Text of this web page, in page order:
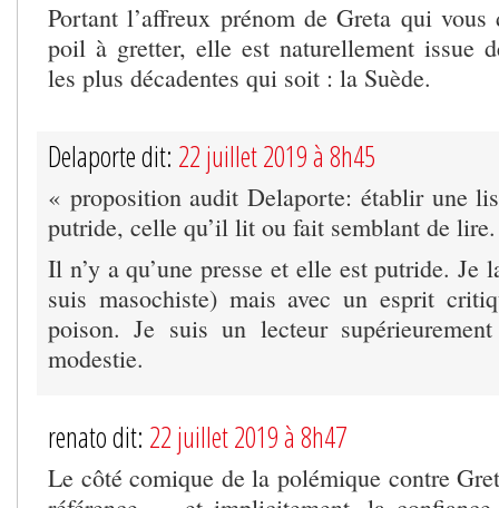
Portant l’affreux prénom de Greta qui vous
poil à gretter, elle est naturellement issue
les plus décadentes qui soit : la Suède.
Delaporte dit: 22 juillet 2019 à 8h45
« proposition audit Delaporte: établir une
putride, celle qu’il lit ou fait semblant de
Il n’y a qu’une presse et elle est putride. Je
suis masochiste) mais avec un esprit
poison. Je suis un lecteur
modestie.
renato dit: 22 juillet 2019 à 8h47
Le côté comique de la polémique contre